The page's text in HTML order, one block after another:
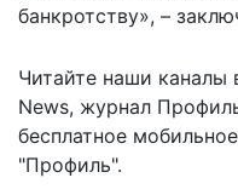
банкротству», –
Читайте наши каналы
News, журнал
бесплатное мобильное
"Профиль".